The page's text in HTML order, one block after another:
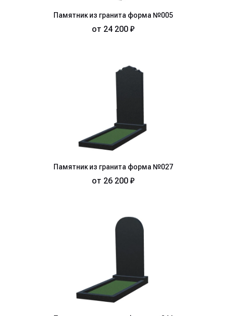
Памятник из гранита форма №005
от 24 200 ₽
Памятник из гранита форма №027
от 26 200 ₽